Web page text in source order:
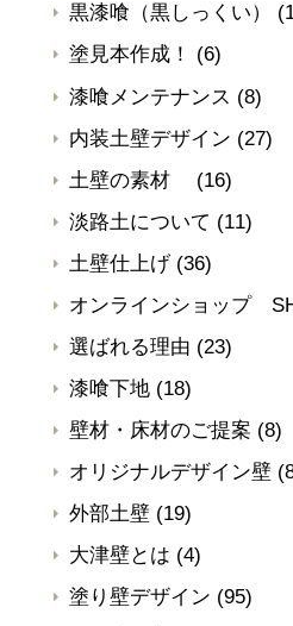
黒漆喰（黒しっくい）
塗見本作成！
(6)
漆喰メンテナンス (8)
内装土壁デザイン (27)
土壁の素材
(16)
淡路土について (11)
土壁仕上げ(36)
オンラインショップ
選ばれる理由 (23)
漆喰下地 (18)
壁材・床材のご提案 (8)
オリジナルデザイン壁
外部土壁 (19)
大津壁とは (4)
塗り壁デザイン (95)